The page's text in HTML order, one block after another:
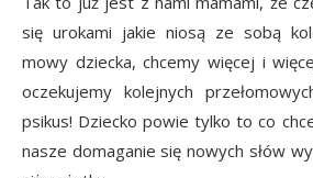
się urokami jakie niosą ze sobą
mowy dziecka, chcemy więcej i
oczekujemy kolejnych
psikus! Dziecko powie tylko to co
nasze domaganie się nowych słów